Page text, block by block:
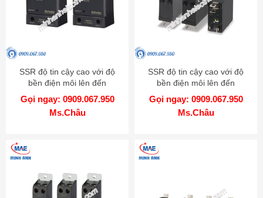
SSR độ tin cậy cao với độ
bền điện môi lên đến
4000VAC - Model SR1
Gọi ngay: 0909.067.950
Ms.Châu
SSR độ tin cậy cao với độ
bền điện môi lên đến
4000VAC - Model SRS1
Gọi ngay: 0909.067.950
Ms.Châu